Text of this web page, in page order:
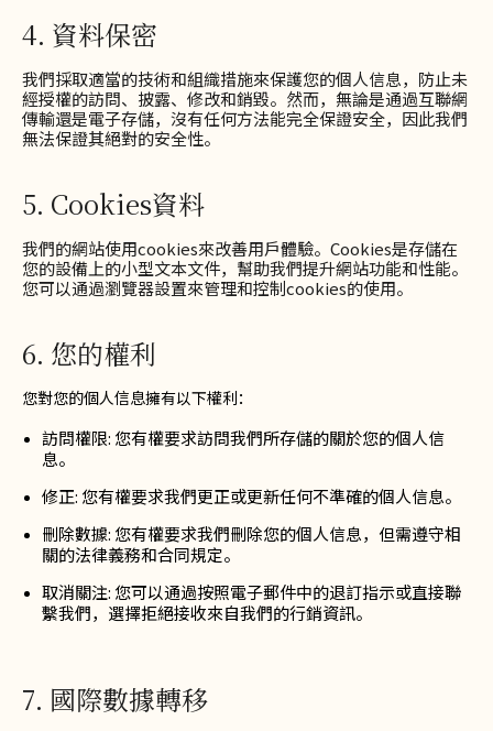
4. 資料保密
我們採取適當的技術和組織措施來保護您的個人信息，防止未
經授權的訪問、披露、修改和銷毀。然而，無論是通過互聯網
傳輸還是電子存儲，沒有任何方法能完全保證安全，因此我們
無法保證其絕對的安全性。
5. Cookies資料
我們的網站使用cookies來改善用戶體驗。Cookies是存儲在
您的設備上的小型文本文件，幫助我們提升網站功能和性能。
您可以通過瀏覽器設置來管理和控制cookies的使用。
6. 您的權利
您對您的個人信息擁有以下權利：
訪問權限: 您有權要求訪問我們所存儲的關於您的個人信
息。
修正: 您有權要求我們更正或更新任何不準確的個人信息。
刪除數據: 您有權要求我們刪除您的個人信息，但需遵守相
關的法律義務和合同規定。
取消關注: 您可以通過按照電子郵件中的退訂指示或直接聯
繫我們，選擇拒絕接收來自我們的行銷資訊。
7. 國際數據轉移